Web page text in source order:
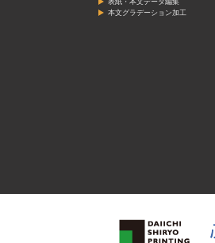
表紙・本文データ編集
本文グラデーション加工